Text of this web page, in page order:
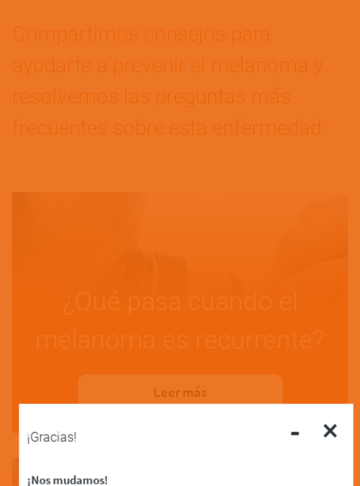
Compartimos consejos para
ayudarte a prevenir el melanoma y
resolvemos las preguntas más
frecuentes sobre esta enfermedad
¿Qué pasa cuando el
melanoma es recurrente?
Leer más
- ×
¡Gracias!
¡Nos mudamos!